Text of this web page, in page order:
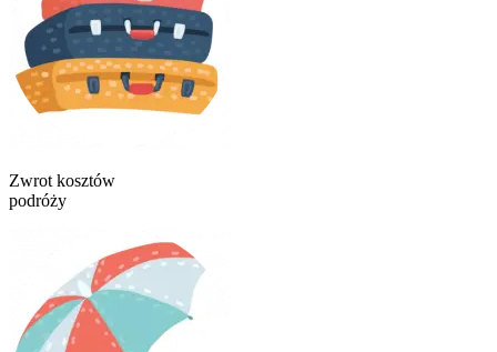
Zwrot kosztów
podróży